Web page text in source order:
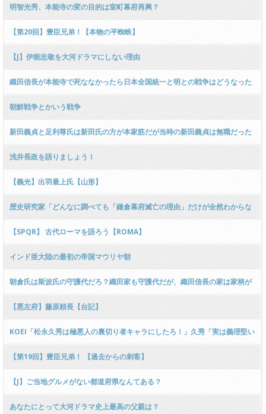
に
明智光秀、本能寺の変の目的は室町幕府再興？
【第20回】豊臣兄弟！【本物の平蜘蛛】
【J】伊能忠敬を大河ドラマにしない理由
織田信長が本能寺で死ななかったら日本全国統一と明との戦争はどうなった
と思う？
朝鮮戦争とかいう戦争
新田義貞と足利尊氏は新田氏の方が本家筋だが当時の新田義貞は無職だった
からなぁ。
浅井長政を語りましょう！
【義光】出羽最上氏【山形】
歴史研究家「どんなに調べても「鎌倉幕府滅亡の理由」だけが全然わからな
い……」
【SPQR】 古代ローマを語ろう【ROMA】
インド亜大陸の最初の帝国マウリヤ朝
朝倉氏は斯波氏の守護代だろ？織田家も守護代だが、織田信長の家は家柄が
悪かった。
【悪左府】藤原頼長【台記】
KOEI「松永久秀は極悪人の裏切り者キャラにしたろ！」久秀「実は義理堅い
忠臣でした」
【第19回】豊臣兄弟！ 【過去からの刺客】
【J】ご当地グルメがない都道府県なんてある？
あなたにとって大河ドラマ史上最高の父親は？